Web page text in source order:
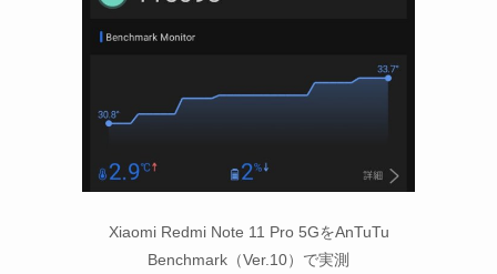
Xiaomi Redmi Note 11 Pro 5GをAnTuTu
Benchmark（Ver.10）で実測